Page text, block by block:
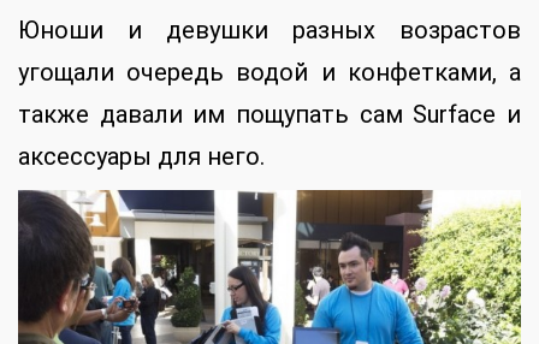
Юноши и девушки разных возрастов
угощали очередь водой и конфетками, а
также давали им пощупать сам Surface и
аксессуары для него.